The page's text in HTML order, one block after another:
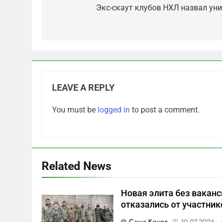
navigationЭкс-скаут клубов НХЛ назвал
LEAVE A REPLY
You must be logged in to post a comment.
Related News
Новая элита без
отказались от
5
Что происходит в
«для защиты Отечества»
6
«500-тонный беспилотник»
Что скрывает российский
ВМФ
САНКТ-ПЕТЕРБУРГ И ОБЛАСТЬ
7